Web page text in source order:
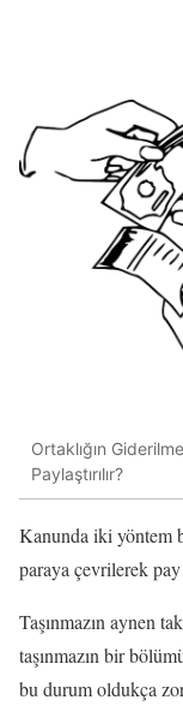
Ortaklığın
Paylaştırılır?
Kanunda iki yöntem
paraya çevrilerek
Taşınmazın aynen
taşınmazın bir
bu durum oldukça